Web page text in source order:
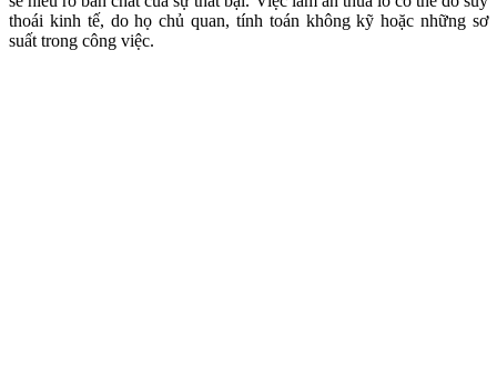
thoái kinh tế, do họ chủ quan, tính toán không kỹ hoặc những sơ
suất trong công việc.